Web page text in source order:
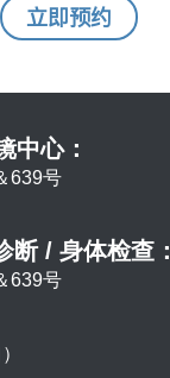
立即预约
中心：
639号
断 / 身体检查：
639号